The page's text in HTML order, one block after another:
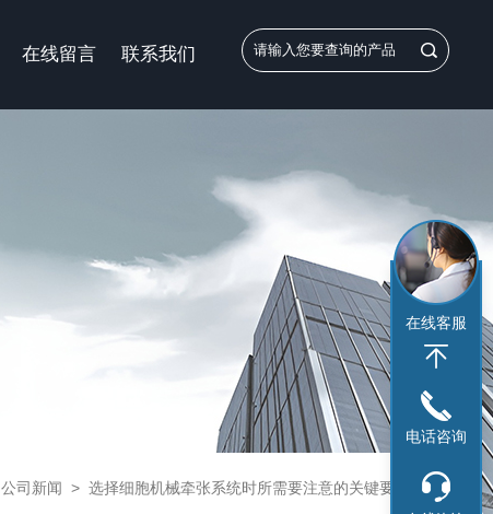
在线留言 联系我们
公司新闻 > 选择细胞机械牵张系统时所需要注意的关键要点分享
在线客服
电话咨询